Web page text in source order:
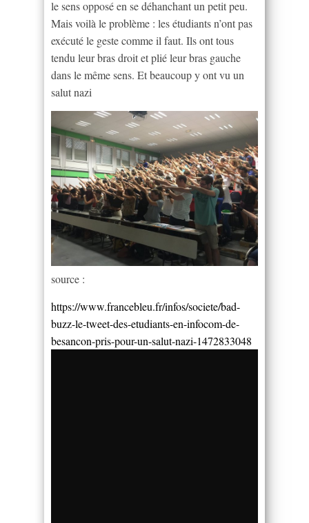
le sens opposé en se déhanchant un petit peu.
Mais voilà le problème : les étudiants n’ont pas
exécuté le geste comme il faut. Ils ont tous
tendu leur bras droit et plié leur bras gauche
dans le même sens. Et beaucoup y ont vu un
salut nazi
source :
https://www.francebleu.fr/infos/societe/bad-
buzz-le-tweet-des-etudiants-en-infocom-de-
besancon-pris-pour-un-salut-nazi-1472833048